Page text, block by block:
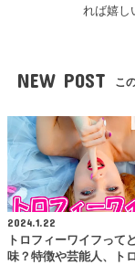
れば嬉し
NEW POST こ
2024.1.22
トロフィーワイフって
味？特徴や芸能人、ト